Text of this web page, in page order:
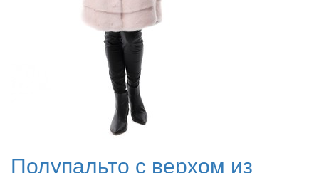
Полупальто с верхом из